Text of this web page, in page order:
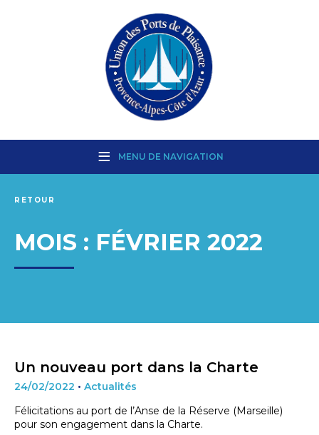
MENU DE NAVIGATION
RETOUR
MOIS : FÉVRIER 2022
Un nouveau port dans la Charte
24/02/2022 • Actualités
Félicitations au port de l’Anse de la Réserve (Marseille)
pour son engagement dans la Charte.